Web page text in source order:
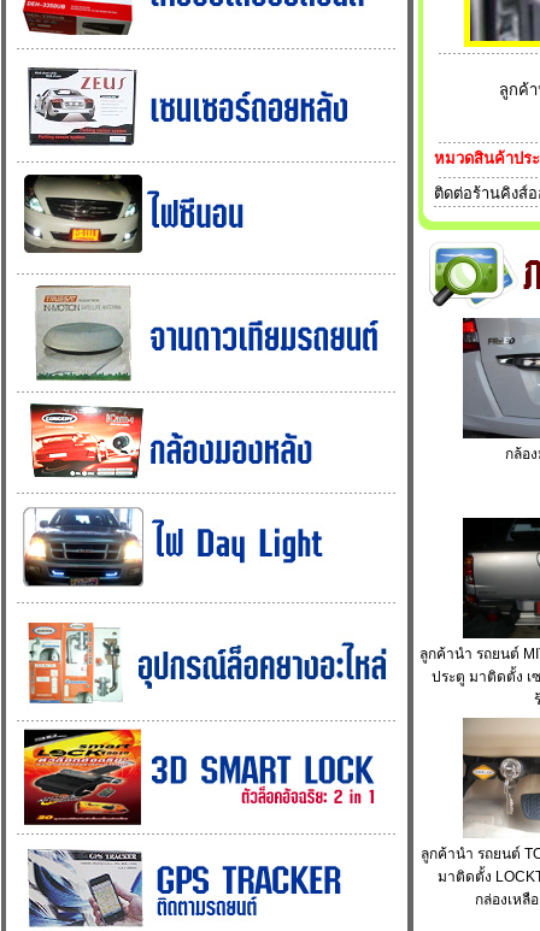
ลูกค้
หมวดสินค้าปร
ติดต่อร้านคิงส์อ
กล้อ
ลูกค้านำ รถยนต์
ประตู มาติดตั้ง เ
ลูกค้านำ รถยนต์
มาติดตั้ง
กล่องเหลื